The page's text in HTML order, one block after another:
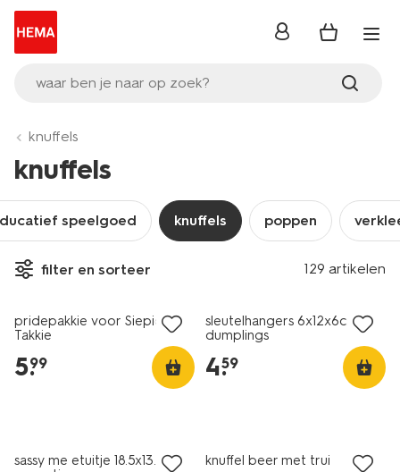
waar ben je naar op zoek?
inloggen
knuffels
knuffels
speelgoed knuffels poppen
filter en sorteer 129 artikelen
nieuw
pridepakkie voor Siepie en
Takkie
5.
99
sleutelhangers 6x12x6cm
dumplings
4.
59
sassy me etuitje 18.5x13.5cm
knuffel beer met trui